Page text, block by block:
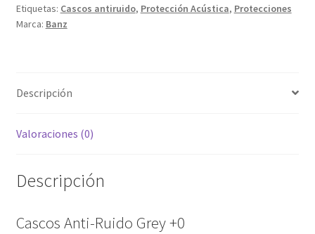
Etiquetas: Cascos antiruido, Protección Acústica, Protecciones
Marca: Banz
Descripción
Valoraciones (0)
Descripción
Cascos Anti-Ruido Grey +0